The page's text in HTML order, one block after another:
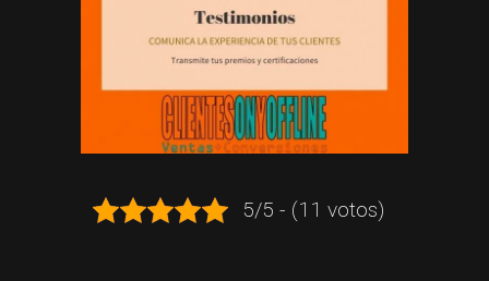
5/5 - (11 votos)